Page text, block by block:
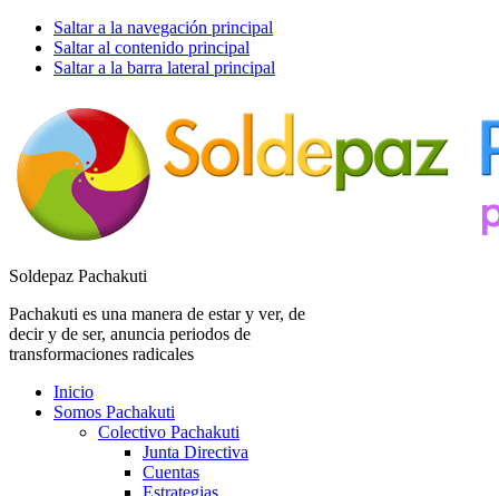
Saltar a la navegación principal
Saltar al contenido principal
Saltar a la barra lateral principal
Soldepaz Pachakuti
Pachakuti es una manera de estar y ver, de
decir y de ser, anuncia periodos de
transformaciones radicales
Inicio
Somos Pachakuti
Colectivo Pachakuti
Junta Directiva
Cuentas